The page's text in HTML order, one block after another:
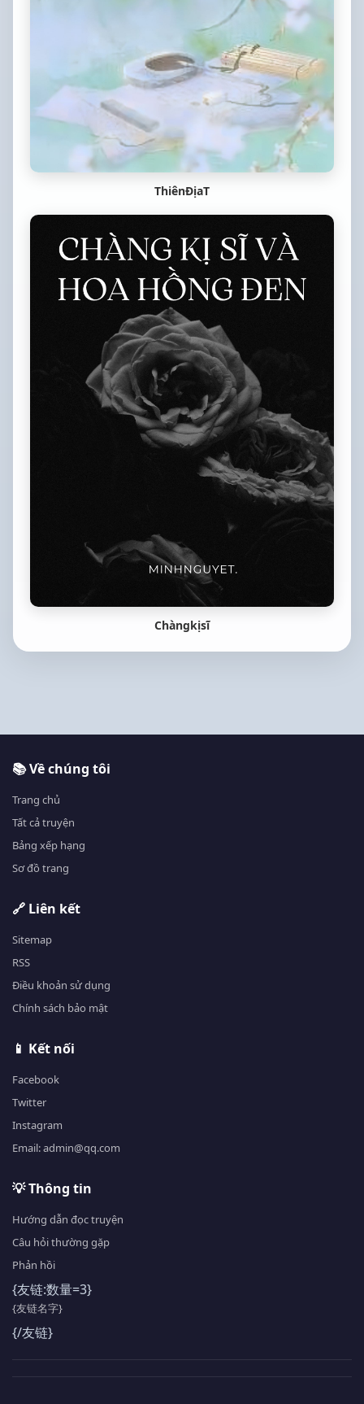
ThiênĐịaT
Chàngkịsĩ
📚 Về chúng tôi
Trang chủ
Tất cả truyện
Bảng xếp hạng
Sơ đồ trang
🔗 Liên kết
Sitemap
RSS
Điều khoản sử dụng
Chính sách bảo mật
📱 Kết nối
Facebook
Twitter
Instagram
Email: admin@qq.com
💡 Thông tin
Hướng dẫn đọc truyện
Câu hỏi thường gặp
Phản hồi
{友链:数量=3}
{友链名字}
{/友链}